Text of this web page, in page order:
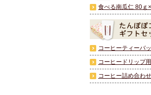
食べる南瓜仁 80ｇ
コーヒーティーバ
コーヒードリップ
コーヒー詰め合わ